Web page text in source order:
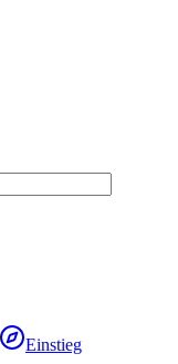
Einstieg